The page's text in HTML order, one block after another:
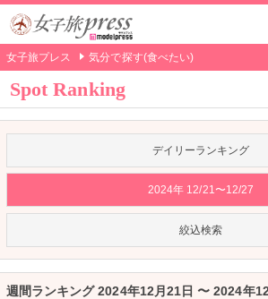
女子旅プレス 気分で探す(食べたい)
Spot Ranking
デイリーランキング
2024年 12/21〜12/27
絞込検索
週間ランキング 2024年12月21日 〜 2024年